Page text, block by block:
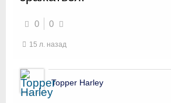
0 0
15 л. назад
Topper Harley